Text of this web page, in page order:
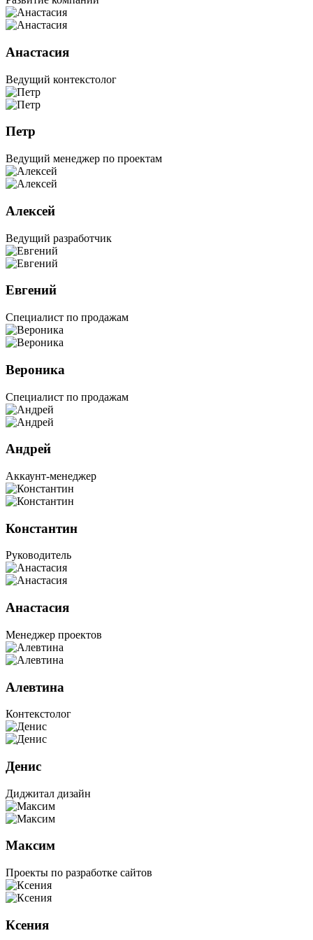
Анастасия
Ведущий контекстолог
Петр
Ведущий менеджер по проектам
Алексей
Ведущий разработчик
Евгений
Специалист по продажам
Вероника
Специалист по продажам
Андрей
Аккаунт-менеджер
Константин
Руководитель
Анастасия
Менеджер проектов
Алевтина
Контекстолог
Денис
Диджитал дизайн
Максим
Проекты по разработке сайтов
Ксения